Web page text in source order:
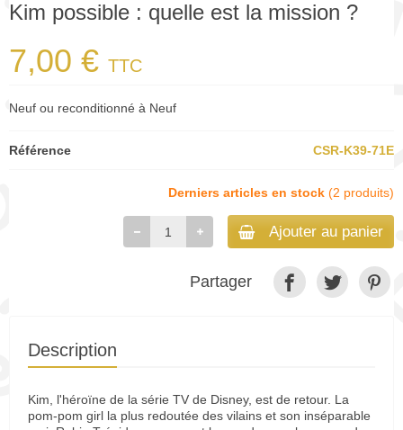
Kim possible : quelle est la mission ?
7,00 € TTC
Neuf ou reconditionné à Neuf
Référence CSR-K39-71E
Derniers articles en stock (2 produits)
Ajouter au panier
Partager
Description
Kim, l'héroïne de la série TV de Disney, est de retour. La
pom-pom girl la plus redoutée des vilains et son inséparable